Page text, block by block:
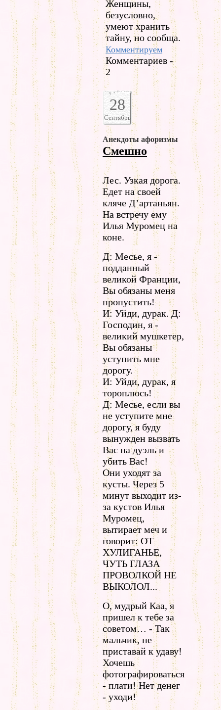
Женщины,
безусловно,
умеют хранить
тайну, но сообща.
Комментируем
Комментариев -
2
28
Сентябрь
Анекдоты афоризмы
Смешно
Лес. Узкая дорога.
Едет на своей
кляче Д’артаньян.
На встречу ему
Илья Муромец на
коне.
Д: Месье, я -
подданный
великой Франции,
Вы обязаны меня
пропустить!
И: Уйди, дурак. Д:
Господин, я -
великий мушкетер,
Вы обязаны
уступить мне
дорогу.
И: Уйди, дурак, я
тороплюсь!
Д: Месье, если вы
не уступите мне
дорогу, я буду
вынужден вызвать
Вас на дуэль и
убить Вас!
Они уходят за
кусты. Через 5
минут выходит из-
за кустов Илья
Муромец,
вытирает меч и
говорит: ОТ
ХУЛИГАНЬЕ,
ЧУТЬ ГЛАЗА
ПРОВОЛКОЙ НЕ
ВЫКОЛОЛ...
О, мудрый Каа, я
пришел к тебе за
советом… - Так
мальчик, не
приставай к удаву!
Хочешь
фотографироваться
- плати! Нет денег
- уходи!